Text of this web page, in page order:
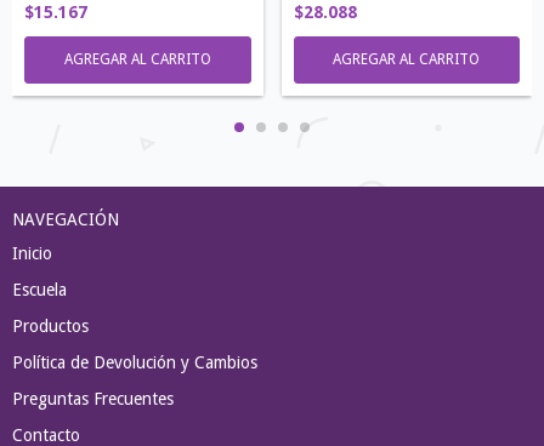
$15.167
AGREGAR AL CARRITO
$28.088
NAVEGACIÓN
Inicio
Escuela
Productos
Política de Devolución y Cambios
Preguntas Frecuentes
Contacto